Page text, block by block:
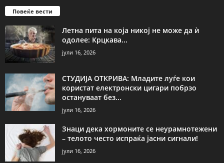
Повеќе вести
Летна пита на која никој не може да ѝ
одолее: Крцкава...
јули 16, 2026
СТУДИЈА ОТКРИВА: Младите луѓе кои
користат електронски цигари побрзо
остануваат без...
јули 16, 2026
Знаци дека хормоните се неурамнотежени
– телото често испраќа јасни сигнали!
јули 16, 2026